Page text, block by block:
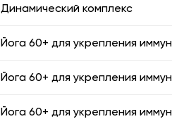
Динамический комплекс
Йога 60+ для укрепления
Йога 60+ для укрепления
Йога 60+ для укрепления